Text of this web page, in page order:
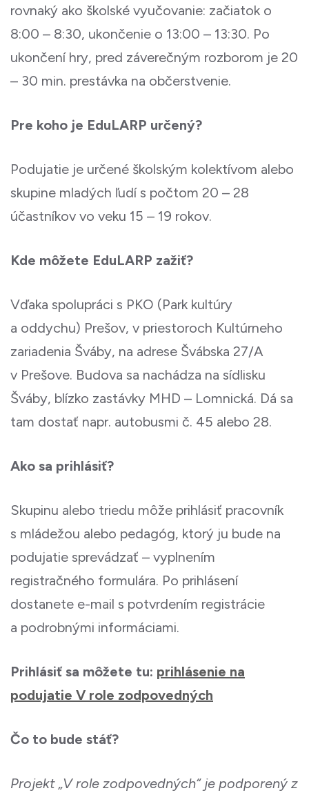
rovnaký ako školské vyučovanie: začiatok o
8:00 – 8:30, ukončenie o 13:00 – 13:30. Po
ukončení hry, pred záverečným rozborom je 20
– 30 min. prestávka na občerstvenie.
Pre koho je EduLARP určený?
Podujatie je určené školským kolektívom alebo
skupine mladých ľudí s počtom 20 – 28
účastníkov vo veku 15 – 19 rokov.
Kde môžete EduLARP zažiť?
Vďaka spolupráci s PKO (Park kultúry
a oddychu) Prešov, v priestoroch Kultúrneho
zariadenia Šváby, na adrese Švábska 27/A
v Prešove. Budova sa nachádza na sídlisku
Šváby, blízko zastávky MHD – Lomnická. Dá sa
tam dostať napr. autobusmi č. 45 alebo 28.
Ako sa prihlásiť?
Skupinu alebo triedu môže prihlásiť pracovník
s mládežou alebo pedagóg, ktorý ju bude na
podujatie sprevádzať – vyplnením
registračného formulára. Po prihlásení
dostanete e-mail s potvrdením registrácie
a podrobnými informáciami.
Prihlásiť sa môžete tu: prihlásenie na
podujatie V role zodpovedných
Čo to bude stáť?
Projekt „V role zodpovedných“ je podporený z